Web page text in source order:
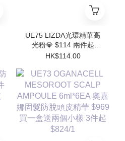
UE75 LIZDA光環精華高
光粉💎 $114 兩件起
$102/1
HK$114.00